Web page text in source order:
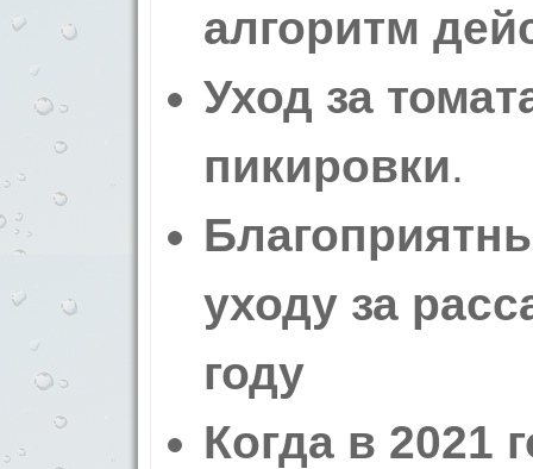
алгоритм
Уход за
пикировки.
уходу за
году
Когда в 2021